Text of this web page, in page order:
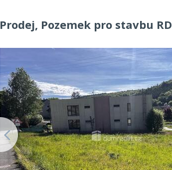
Prodej, Pozemek pro stavbu